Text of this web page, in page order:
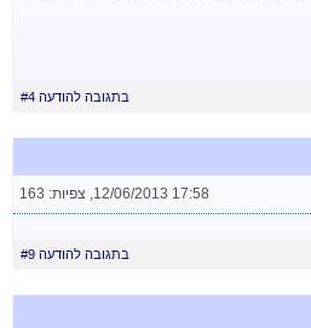
בתגובה להודעה #4
12/06/2013 17:58
, צפיות: 163
בתגובה להודעה #9